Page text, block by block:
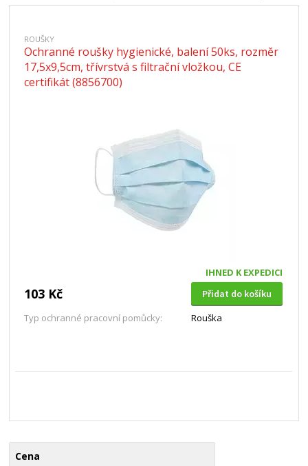
ROUŠKY
Ochranné roušky hygienické, balení 50ks, rozměr
17,5x9,5cm, třívrstvá s filtrační vložkou, CE
certifikát (8856700)
IHNED K EXPEDICI
103 Kč
Přidat do košíku
Typ ochranné pracovní pomůcky:
Rouška
Cena